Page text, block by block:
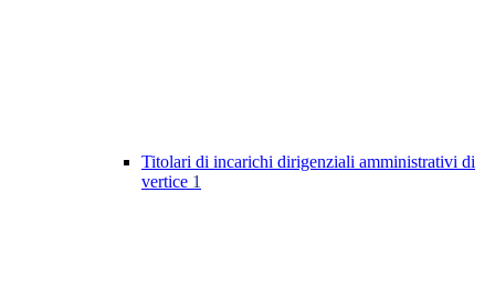
Titolari di incarichi dirigenziali amministrativi di
vertice 1